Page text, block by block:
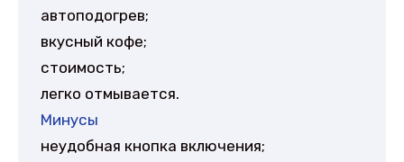
автоподогрев;
вкусный кофе;
стоимость;
легко отмывается.
Минусы
неудобная кнопка включения;